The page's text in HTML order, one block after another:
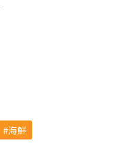
海鮮